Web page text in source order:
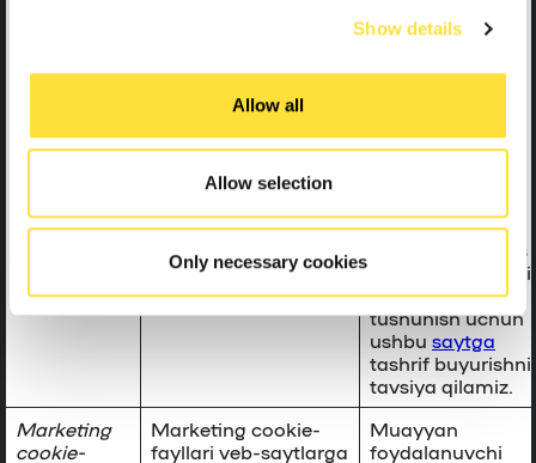
Show details
Allow all
Allow selection
Only necessary cookies
ayrim Veb-
buyurganingizda
ko’rsatish yoki
ko’rsatmaslik
yordam beradi.
Google Analytics
qanday ishlashini
yaxshiroq
tushunish uchun
ushbu saytga
tashrif buyurishni
tavsiya qilamiz.
Marketing
cookie-
Marketing cookie-
fayllari veb-saytlarga
Muayyan
foydalanuvchi